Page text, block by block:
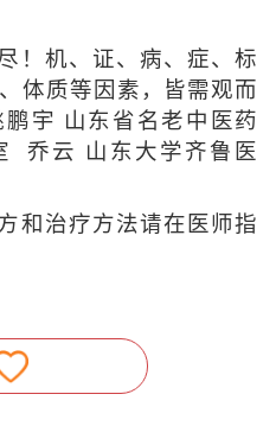
！机、证、病、症、标
体质等因素，皆需观而
宇 山东省名老中医药
乔云 山东大学齐鲁医
和治疗方法请在医师指